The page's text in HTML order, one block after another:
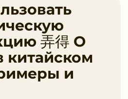
弄得 O
китайском
и